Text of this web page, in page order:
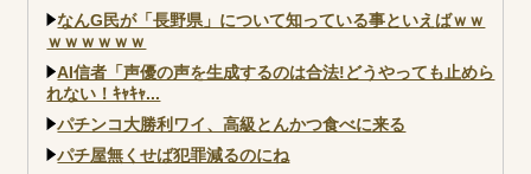
なんG民が「長野県」について知っている事といえばｗｗ
ｗｗｗｗｗｗ
AI信者「声優の声を生成するのは合法!どうやっても止めら
れない！ｷｬｷｬ...
パチンコ大勝利ワイ、高級とんかつ食べに来る
パチ屋無くせば犯罪減るのにね